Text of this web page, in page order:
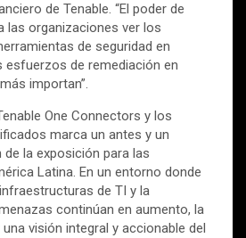
de Tenable. “El poder de
las organizaciones ver los
de seguridad en
de remediación en
importan”.
One Connectors y los
marca un antes y un
la exposición para las
Latina. En un entorno donde
de TI y la
continúan en aumento, la
visión integral y accionable del